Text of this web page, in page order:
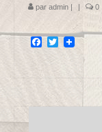
par admin | | 0
Facebook
Twitter